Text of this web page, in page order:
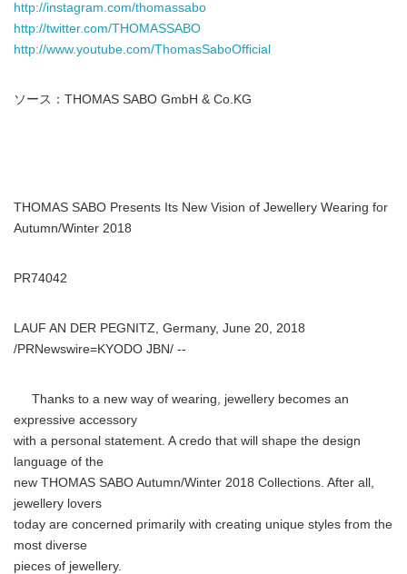
http://instagram.com/thomassabo
http://twitter.com/THOMASSABO
http://www.youtube.com/ThomasSaboOfficial
ソース：THOMAS SABO GmbH & Co.KG
THOMAS SABO Presents Its New Vision of Jewellery Wearing for
Autumn/Winter 2018
PR74042
LAUF AN DER PEGNITZ, Germany, June 20, 2018
/PRNewswire=KYODO JBN/ --
Thanks to a new way of wearing, jewellery becomes an
expressive accessory
with a personal statement. A credo that will shape the design
language of the
new THOMAS SABO Autumn/Winter 2018 Collections. After all,
jewellery lovers
today are concerned primarily with creating unique styles from the
most diverse
pieces of jewellery.